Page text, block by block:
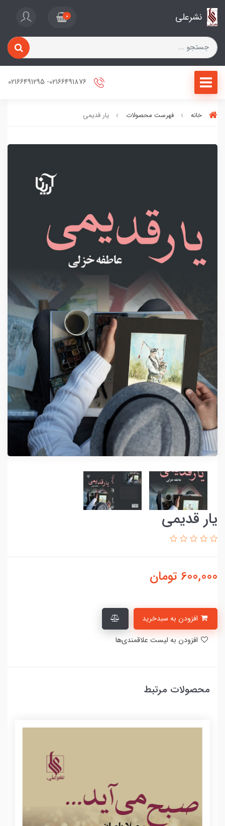
نشرعلی 0
خانه فهرست محصولات یار قدیمی
یار قدیمی
600,000 تومان
محصولات مرتبط